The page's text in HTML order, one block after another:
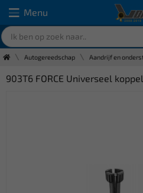
Menu
Autogereedschap Aandrijf en
903T6 FORCE Universeel